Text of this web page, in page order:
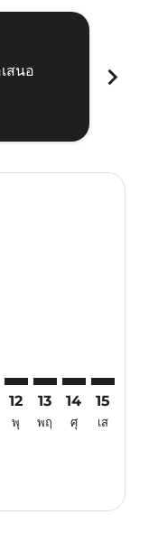
สนอ
chevron_right
12
พุ
13
พฤ
14
ศุ
15
เส